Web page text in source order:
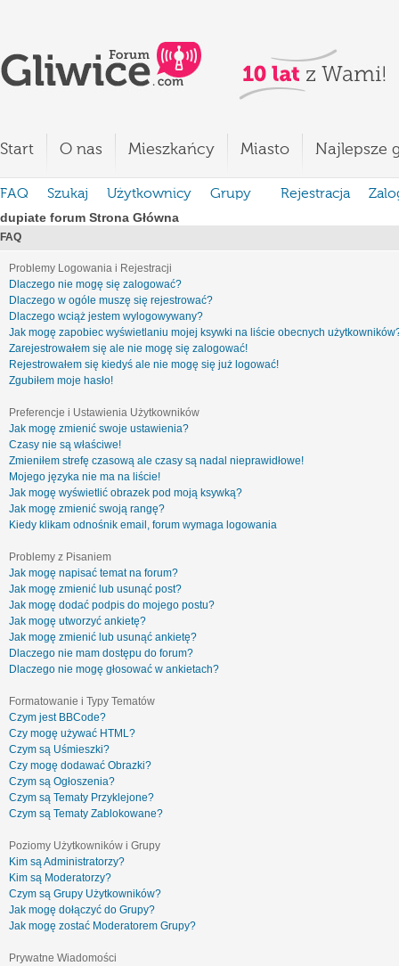
Start O nas Mieszkańcy Miasto Najlepsze
FAQ Szukaj Użytkownicy Grupy Rejestracja
dupiate forum Strona Główna
FAQ
Problemy Logowania i Rejestracji
Dlaczego nie mogę się zalogować?
Dlaczego w ogóle muszę się rejestrować?
Dlaczego wciąż jestem wylogowywany?
Jak mogę zapobiec wyświetlaniu mojej ksywki na liście obecnych
Zarejestrowałem się ale nie mogę się zalogować!
Rejestrowałem się kiedyś ale nie mogę się już logować!
Zgubiłem moje hasło!
Preferencje i Ustawienia Użytkowników
Jak mogę zmienić swoje ustawienia?
Czasy nie są właściwe!
Zmieniłem strefę czasową ale czasy są nadal nieprawidłowe!
Mojego języka nie ma na liście!
Jak mogę wyświetlić obrazek pod moją ksywką?
Jak mogę zmienić swoją rangę?
Kiedy klikam odnośnik email, forum wymaga logowania
Problemy z Pisaniem
Jak mogę napisać temat na forum?
Jak mogę zmienić lub usunąć post?
Jak mogę dodać podpis do mojego postu?
Jak mogę utworzyć ankietę?
Jak mogę zmienić lub usunąć ankietę?
Dlaczego nie mam dostępu do forum?
Dlaczego nie mogę głosować w ankietach?
Formatowanie i Typy Tematów
Czym jest BBCode?
Czy mogę używać HTML?
Czym są Uśmieszki?
Czy mogę dodawać Obrazki?
Czym są Ogłoszenia?
Czym są Tematy Przyklejone?
Czym są Tematy Zablokowane?
Poziomy Użytkowników i Grupy
Kim są Administratorzy?
Kim są Moderatorzy?
Czym są Grupy Użytkowników?
Jak mogę dołączyć do Grupy?
Jak mogę zostać Moderatorem Grupy?
Prywatne Wiadomości